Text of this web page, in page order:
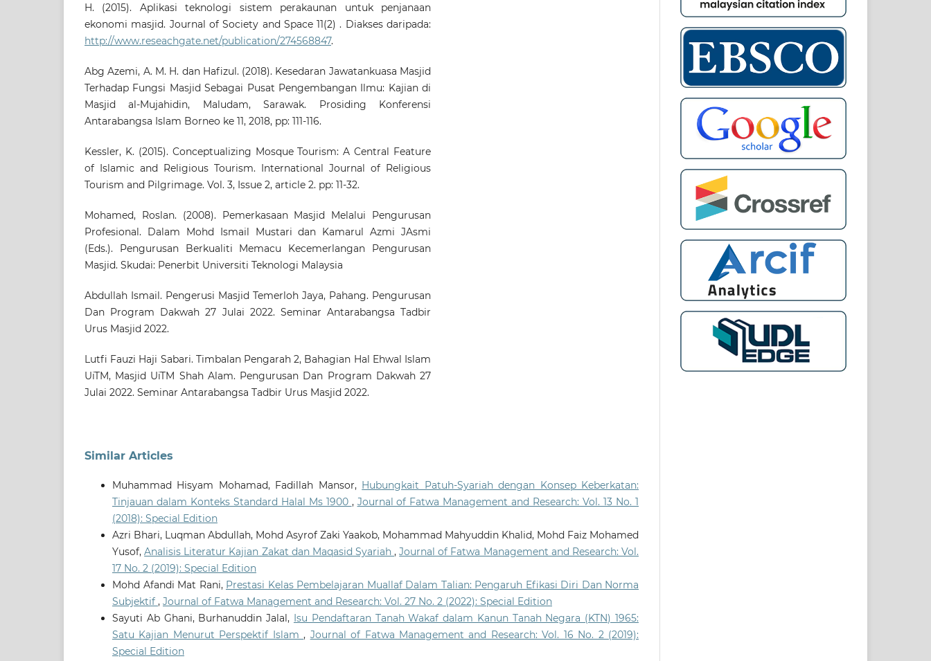
H. (2015). Aplikasi teknologi sistem perakaunan untuk penjanaan
ekonomi masjid. Journal of Society and Space 11(2) . Diakses daripada:
http://www.reseachgate.net/publication/274568847.
Abg Azemi, A. M. H. dan Hafizul. (2018). Kesedaran Jawatankuasa Masjid
Terhadap Fungsi Masjid Sebagai Pusat Pengembangan Ilmu: Kajian di
Masjid al-Mujahidin, Maludam, Sarawak. Prosiding Konferensi
Antarabangsa Islam Borneo ke 11, 2018, pp: 111-116.
Kessler, K. (2015). Conceptualizing Mosque Tourism: A Central Feature
of Islamic and Religious Tourism. International Journal of Religious
Tourism and Pilgrimage. Vol. 3, Issue 2, article 2. pp: 11-32.
Mohamed, Roslan. (2008). Pemerkasaan Masjid Melalui Pengurusan
Profesional. Dalam Mohd Ismail Mustari dan Kamarul Azmi JAsmi
(Eds.). Pengurusan Berkualiti Memacu Kecemerlangan Pengurusan
Masjid. Skudai: Penerbit Universiti Teknologi Malaysia
Abdullah Ismail. Pengerusi Masjid Temerloh Jaya, Pahang. Pengurusan
Dan Program Dakwah 27 Julai 2022. Seminar Antarabangsa Tadbir
Urus Masjid 2022.
Lutfi Fauzi Haji Sabari. Timbalan Pengarah 2, Bahagian Hal Ehwal Islam
UiTM, Masjid UiTM Shah Alam. Pengurusan Dan Program Dakwah 27
Julai 2022. Seminar Antarabangsa Tadbir Urus Masjid 2022.
Similar Articles
Muhammad Hisyam Mohamad, Fadillah Mansor, Hubungkait Patuh-Syariah dengan Konsep Keberkatan:
Tinjauan dalam Konteks Standard Halal Ms 1900 , Journal of Fatwa Management and Research: Vol. 13 No. 1
(2018): Special Edition
Azri Bhari, Luqman Abdullah, Mohd Asyrof Zaki Yaakob, Mohammad Mahyuddin Khalid, Mohd Faiz Mohamed
Yusof,Analisis Literatur Kajian Zakat dan Maqasid Syariah,Journal of Fatwa Management and Research: Vol.
17 No. 2 (2019): Special Edition
Mohd Afandi Mat Rani, Prestasi Kelas Pembelajaran Muallaf Dalam Talian: Pengaruh Efikasi Diri Dan Norma
Subjektif , Journal of Fatwa Management and Research: Vol. 27 No. 2 (2022): Special Edition
Sayuti Ab Ghani, Burhanuddin Jalal, Isu Pendaftaran Tanah Wakaf dalam Kanun Tanah Negara (KTN) 1965:
Satu Kajian Menurut Perspektif Islam, Journal of Fatwa Management and Research: Vol. 16 No. 2 (2019):
Special Edition